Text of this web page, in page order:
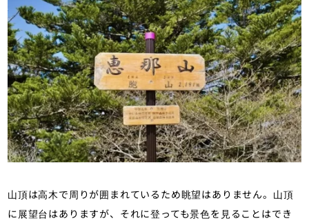
山頂は高木で周りが囲まれているため眺望はありません。山頂
に展望台はありますが、それに登っても景色を見ることはでき